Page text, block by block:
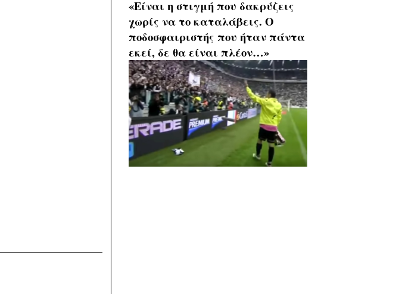
«Είναι η στιγμή που δακρύζεις
χωρίς να το καταλάβεις. Ο
ποδοσφαιριστής που ήταν πάντα
εκεί, δε θα είναι πλέον…»